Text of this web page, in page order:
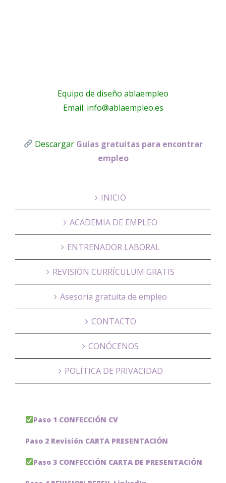
Equipo de diseño ablaempleo
Email: info@ablaempleo.es
Descargar Guías gratuitas para encontrar
empleo
INICIO
ACADEMIA DE EMPLEO
ENTRENADOR LABORAL
REVISIÓN CURRÍCULUM GRATIS
Asesoría gratuita de empleo
CONTACTO
CONÓCENOS
POLÍTICA DE PRIVACIDAD
Paso 1 CONFECCIÓN CV
Paso 2 Revisión CARTA PRESENTACIÓN
Paso 3 CONFECCIÓN CARTA DE PRESENTACIÓN